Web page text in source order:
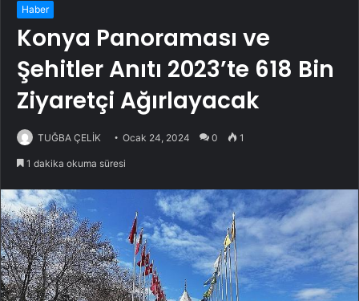
Haber
Konya Panoraması ve
Şehitler Anıtı 2023’te 618 Bin
Ziyaretçi Ağırlayacak
TUĞBA ÇELİK Ocak 24, 2024 0 1
1 dakika okuma süresi